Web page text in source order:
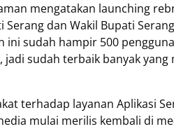
mengatakan launching
dan Wakil Bupati
sudah hampir 500
sudah terbaik banyak
terhadap layanan Aplikasi
mulai merilis kembali di